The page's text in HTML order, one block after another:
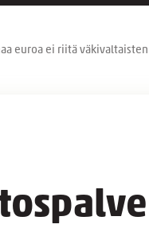
euroa ei riitä